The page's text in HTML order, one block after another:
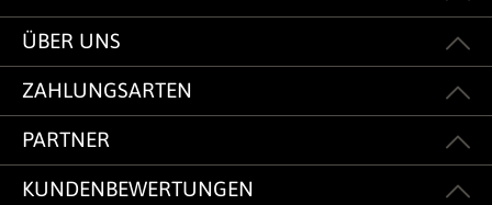
ÜBER UNS
ZAHLUNGSARTEN
PARTNER
KUNDENBEWERTUNGEN